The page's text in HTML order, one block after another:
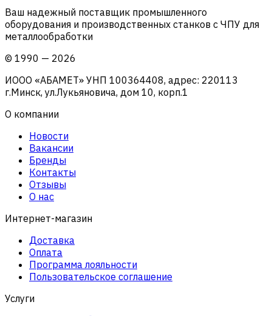
Ваш надежный поставщик промышленного
оборудования и производственных станков с ЧПУ для
металлообработки
© 1990 — 2026
ИООО «АБАМЕТ» УНП 100364408, адрес: 220113
г.Минск, ул.Лукьяновича, дом 10, корп.1
О компании
Новости
Вакансии
Бренды
Контакты
Отзывы
О нас
Интернет-магазин
Доставка
Оплата
Программа лояльности
Пользовательское соглашение
Услуги